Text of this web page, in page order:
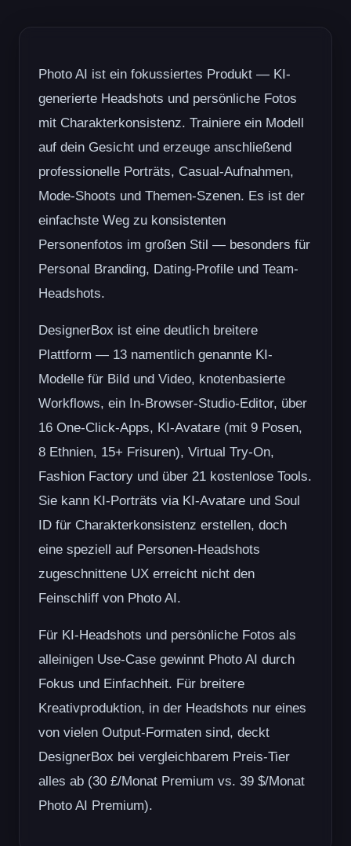
Photo AI ist ein fokussiertes Produkt — KI-
generierte Headshots und persönliche Fotos
mit Charakterkonsistenz. Trainiere ein Modell
auf dein Gesicht und erzeuge anschließend
professionelle Porträts, Casual-Aufnahmen,
Mode-Shoots und Themen-Szenen. Es ist der
einfachste Weg zu konsistenten
Personenfotos im großen Stil — besonders für
Personal Branding, Dating-Profile und Team-
Headshots.
DesignerBox ist eine deutlich breitere
Plattform — 13 namentlich genannte KI-
Modelle für Bild und Video, knotenbasierte
Workflows, ein In-Browser-Studio-Editor, über
16 One-Click-Apps, KI-Avatare (mit 9 Posen,
8 Ethnien, 15+ Frisuren), Virtual Try-On,
Fashion Factory und über 21 kostenlose Tools.
Sie kann KI-Porträts via KI-Avatare und Soul
ID für Charakterkonsistenz erstellen, doch
eine speziell auf Personen-Headshots
zugeschnittene UX erreicht nicht den
Feinschliff von Photo AI.
Für KI-Headshots und persönliche Fotos als
alleinigen Use-Case gewinnt Photo AI durch
Fokus und Einfachheit. Für breitere
Kreativproduktion, in der Headshots nur eines
von vielen Output-Formaten sind, deckt
DesignerBox bei vergleichbarem Preis-Tier
alles ab (30 £/Monat Premium vs. 39 $/Monat
Photo AI Premium).